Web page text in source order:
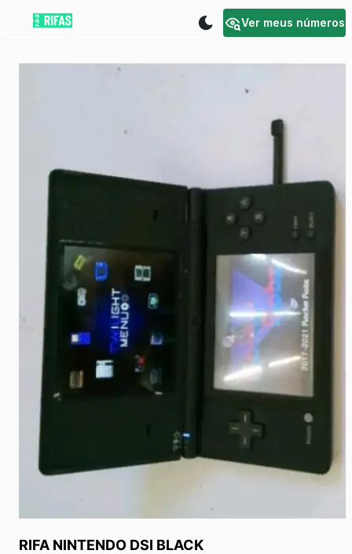
Ver meus números
RIFA NINTENDO DSI BLACK